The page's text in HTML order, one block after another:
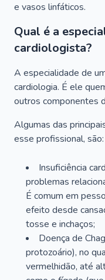
e vasos linfáticos.
Qual é a
cardiologista?
A especialidade de
cardiologia. É ele
outros componentes
Algumas das
esse profissional, são:
Insuficiência
problemas
É comum em
efeito desde
tosse e inchaços;
Doença de
protozoário), no
vermelhidão, até